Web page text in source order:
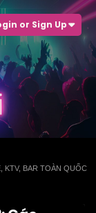
or Sign Up
KTV, BAR TOÀN QUỐC